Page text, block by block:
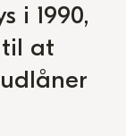
i 1990,
til at